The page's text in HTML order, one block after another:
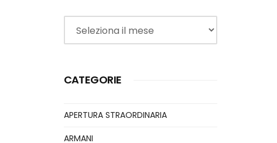
Archivi
CATEGORIE
APERTURA STRAORDINARIA
ARMANI